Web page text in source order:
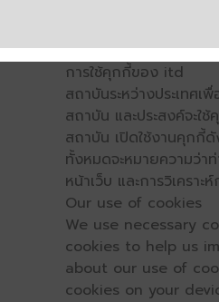
การใช้คุกกี้ของ itd
สถาบันระหว่างประเทศ
สถาบัน และประสงค์จะใ
สถาบัน เปิดใช้งานคุกกี้
ทั้งหมดจะหมายความว่า
หน้าเว็บ และการวิเครา
Our use of cookies
We use necessary
cookies to help us
about our use of
cookies on your